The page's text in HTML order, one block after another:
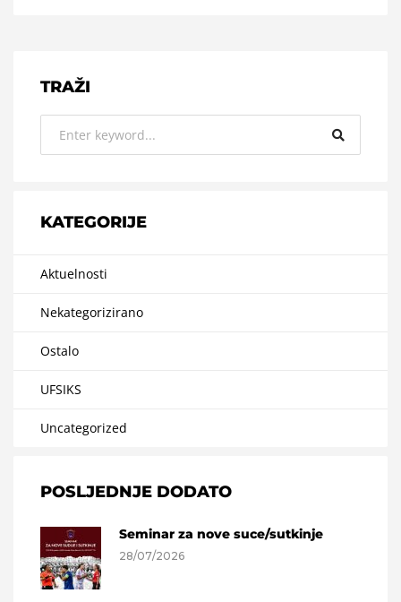
TRAŽI
KATEGORIJE
Aktuelnosti
Nekategorizirano
Ostalo
UFSIKS
Uncategorized
POSLJEDNJE DODATO
Seminar za nove suce/sutkinje
28/07/2026